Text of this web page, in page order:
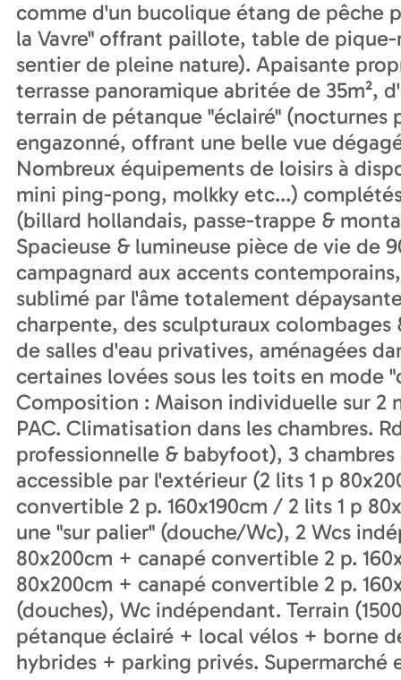
comme d'un bucolique étang de pêche
la Vavre" offrant paillote, table de
sentier de pleine nature). Apaisante
terrasse panoramique abritée de 35m²,
terrain de pétanque "éclairé" (nocturnes
engazonné, offrant une belle vue
Nombreux équipements de loisirs à
mini ping-pong, molkky etc...)
(billard hollandais, passe-trappe &
Spacieuse & lumineuse pièce de vie de
campagnard aux accents
sublimé par l'âme totalement
charpente, des sculpturaux
de salles d'eau privatives, aménagées
certaines lovées sous les toits en mode
Composition : Maison individuelle sur
PAC. Climatisation dans les chambres.
professionnelle & babyfoot), 3
accessible par l'extérieur (2 lits 1 p
convertible 2 p. 160x190cm / 2 lits 1 p
une "sur palier" (douche/Wc), 2 Wcs
80x200cm + canapé convertible 2 p.
80x200cm + canapé convertible 2 p.
(douches), Wc indépendant. Terrain
pétanque éclairé + local vélos + borne
hybrides + parking privés. Supermarché